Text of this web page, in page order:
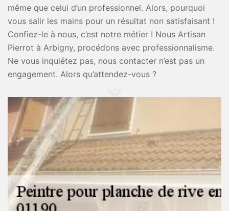
même que celui d’un professionnel. Alors, pourquoi
vous salir les mains pour un résultat non satisfaisant !
Confiez-le à nous, c’est notre métier ! Nous Artisan
Pierrot à Arbigny, procédons avec professionnalisme.
Ne vous inquiétez pas, nous contacter n’est pas un
engagement. Alors qu’attendez-vous ?